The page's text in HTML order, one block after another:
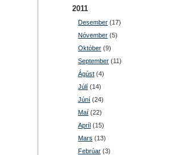
2011
Desember (17)
Nóvember (5)
Október (9)
September (11)
Ágúst (4)
Júlí (14)
Júní (24)
Maí (22)
Apríl (15)
Mars (13)
Febrúar (3)